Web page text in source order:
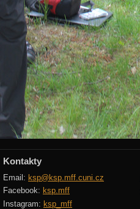
Kontakty
Email: ksp@ksp.mff.cuni.cz
Facebook: ksp.mff
Instagram: ksp_mff